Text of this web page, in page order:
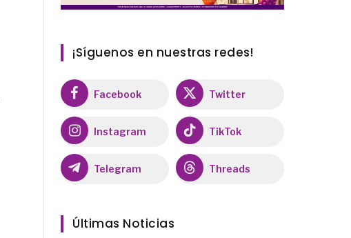
¡Síguenos en nuestras redes!
Facebook Twitter
Instagram TikTok
Telegram Threads
Últimas Noticias